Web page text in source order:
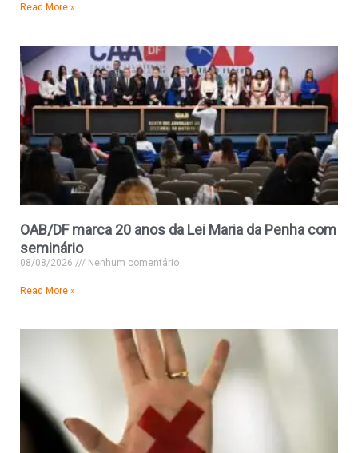
Read More »
OAB/DF marca 20 anos da Lei Maria da Penha com
seminário
08/08/2026 Nenhum comentário
Read More »